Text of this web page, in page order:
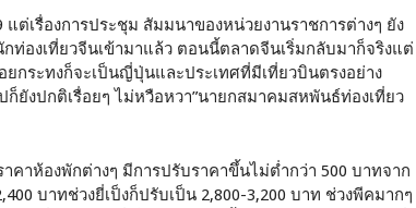
ต่เรื่องการประชุม สัมมนาของหน่วยงานราชการต่างๆ ยัง
ท่องเที่ยวจีนเข้ามาแล้ว ตอนนี้ตลาดจีนเริ่มกลับมาก็จริงแต่
กระทงก็จะเป็นญี่ปุ่นและประเทศที่มีเที่ยวบินตรงอย่าง
ยังปกติเรื่อยๆ ไม่หวือหวา”นายกสมาคมสหพันธ์ท่องเที่ยว
คาห้องพักต่างๆ มีการปรับราคาขึ้นไม่ต่ำกว่า 500 บาทจาก
บาทช่วงยี่เป็งก็ปรับเป็น 2,800-3,200 บาท ช่วงพีคมากๆ